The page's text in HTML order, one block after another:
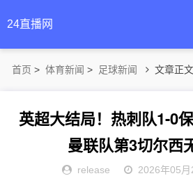
24直播网
首页 > 体育新闻 > 足球新闻 文章正文
英超大结局！热刺队1-0
曼联队第3切尔西
release 2026年05